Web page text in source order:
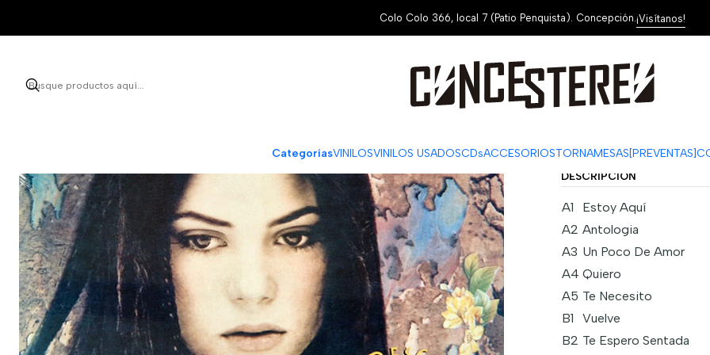
CategoríasVINILOSVINILOS USADOSCDsACCESORIOSTORNAMESAS[PREVENTAS]
Colo Colo 366, local 7 (Patio Penquista). Concepción.¡Visítanos!
|
Shakira –
Cantidad
DESCRIPCIÓN
A1
Estoy Aquí
A2 Antologia
A3 Un Poco De Amor
A4 Quiero
A5 Te Necesito
B1
Vuelve
B2 Te Espero Sentada